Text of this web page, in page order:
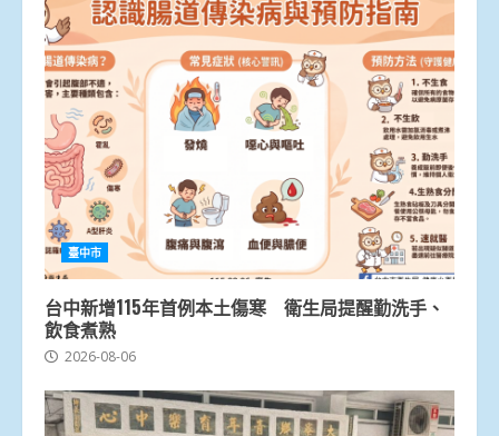
臺中市
台中新增115年首例本土傷寒 衛生局提醒勤洗手、
飲食煮熟
2026-08-06